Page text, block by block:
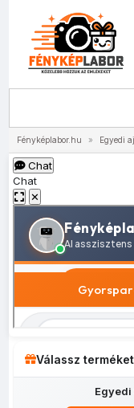
Fényképlabor.hu » Egyedi
Chat
Chat
✕
Válassz terméket
Egyedi